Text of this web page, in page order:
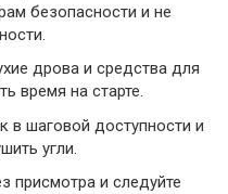
безопасности и не
дрова и средства для
время на старте.
в шаговой доступности и
угли.
присмотра и следуйте